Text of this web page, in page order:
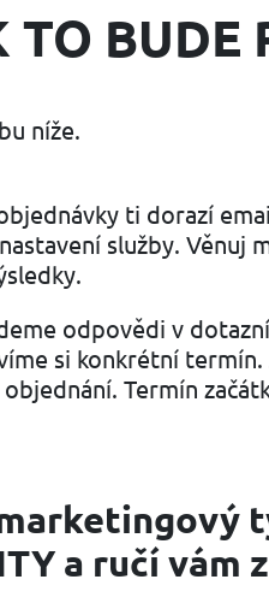
TO BUDE
níže.
ti dorazí
služby. Věnuj
odpovědi v
si konkrétní
Termín
a ručí vám